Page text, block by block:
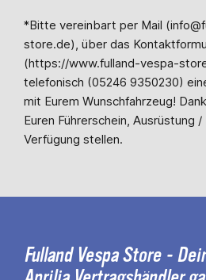
*Bitte vereinbart per Mail
store.de), über das
(https://www.fulland-vespa-
telefonisch (05246 9350230)
mit Eurem Wunschfahrzeug!
Euren Führerschein, Ausrüstung
Verfügung stellen.
Fulland Vespa Store -